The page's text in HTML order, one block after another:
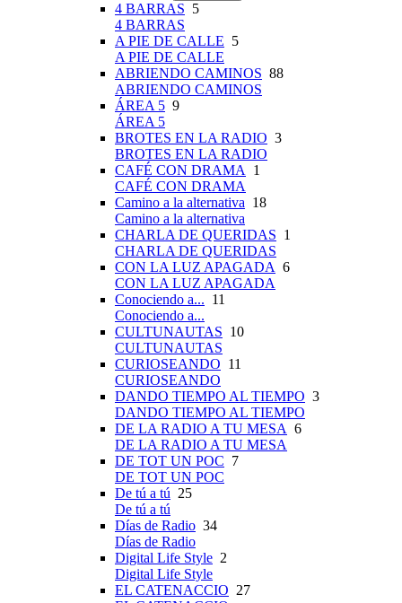
4 BARRAS 5
4 BARRAS
A PIE DE CALLE 5
A PIE DE CALLE
ABRIENDO CAMINOS 88
ABRIENDO CAMINOS
ÁREA 5 9
ÁREA 5
BROTES EN LA RADIO 3
BROTES EN LA RADIO
CAFÉ CON DRAMA
1
CAFÉ CON DRAMA
Camino a la alternativa 18
Camino a la alternativa
CHARLA DE QUERIDAS 1
CHARLA DE QUERIDAS
CON LA LUZ APAGADA 6
CON LA LUZ APAGADA
Conociendo a... 11
Conociendo a...
CULTUNAUTAS 10
CULTUNAUTAS
CURIOSEANDO 11
CURIOSEANDO
DANDO TIEMPO AL TIEMPO 3
DANDO TIEMPO AL TIEMPO
DE LA RADIO A TU MESA 6
DE LA RADIO A TU MESA
DE TOT UN POC 7
DE TOT UN POC
De tú a tú 25
De tú a tú
Días de Radio 34
Días de Radio
Digital Life Style 2
Digital Life Style
EL CATENACCIO 27